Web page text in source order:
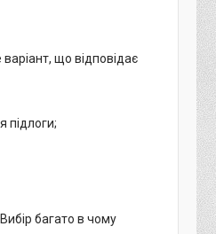
що відповідає
підлоги;
багато в чому